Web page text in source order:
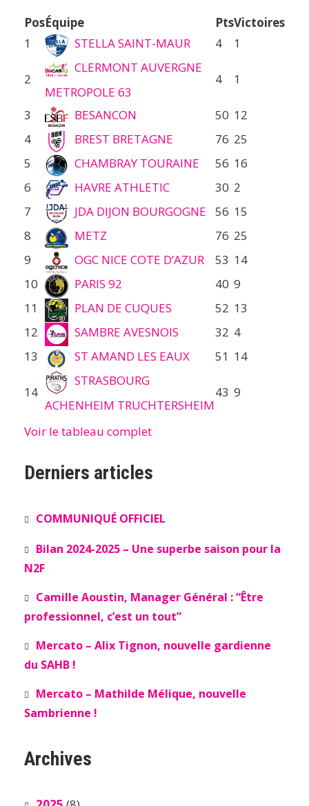
PosÉquipe PtsVictoires
1
STELLA SAINT-MAUR 4 1
2
CLERMONT AUVERGNE
METROPOLE 63
4 1
3 BESANCON 50 12
4
BREST BRETAGNE 76 25
5
CHAMBRAY TOURAINE 56 16
6
HAVRE ATHLETIC 30 2
7
JDA DIJON BOURGOGNE 56 15
8
METZ 76 25
9
OGC NICE COTE D’AZUR 53 14
10
PARIS 92 40 9
11
PLAN DE CUQUES 52 13
12
SAMBRE AVESNOIS 32 4
13
ST AMAND LES EAUX 51 14
14
STRASBOURG
ACHENHEIM TRUCHTERSHEIM
43 9
Voir le tableau complet
Derniers articles
COMMUNIQUÉ OFFICIEL
Bilan 2024-2025 – Une superbe saison pour la
N2F
Camille Aoustin, Manager Général : “Être
professionnel, c’est un tout”
Mercato – Alix Tignon, nouvelle gardienne
du SAHB !
Mercato – Mathilde Mélique, nouvelle
Sambrienne !
Archives